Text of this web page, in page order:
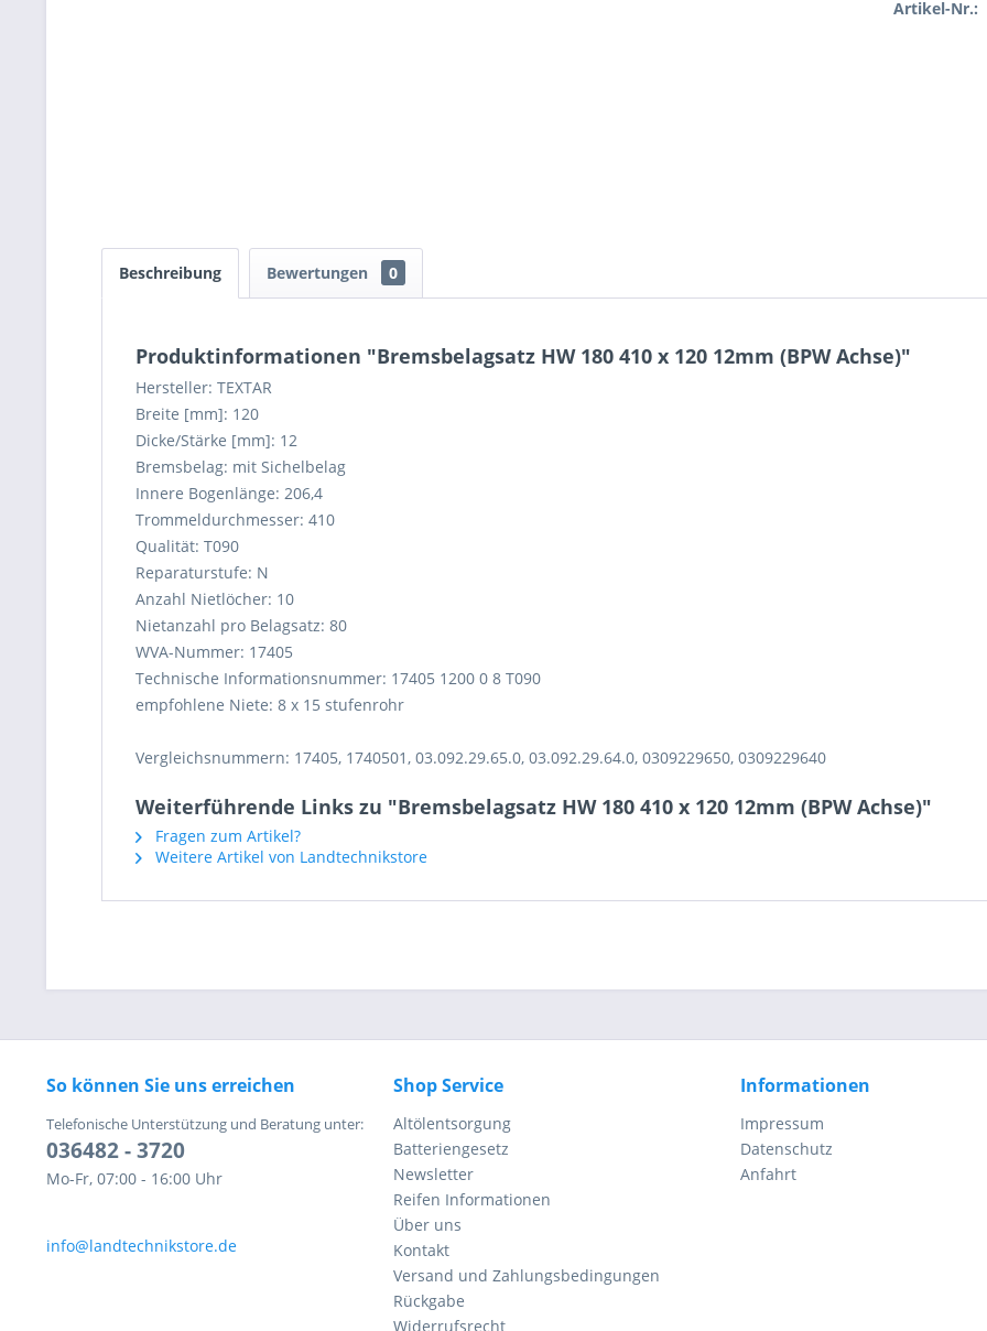
Artikel-Nr.:
Beschreibung Bewertungen 0
Produktinformationen "Bremsbelagsatz HW 180 410 x 120 12mm (BPW Achse)"
Hersteller: TEXTAR
Breite [mm]: 120
Dicke/Stärke [mm]: 12
Bremsbelag: mit Sichelbelag
Innere Bogenlänge: 206,4
Trommeldurchmesser: 410
Qualität: T090
Reparaturstufe: N
Anzahl Nietlöcher: 10
Nietanzahl pro Belagsatz: 80
WVA-Nummer: 17405
Technische Informationsnummer: 17405 1200 0 8 T090
empfohlene Niete: 8 x 15 stufenrohr
Vergleichsnummern: 17405, 1740501, 03.092.29.65.0, 03.092.29.64.0, 0309229650, 0309229640
Weiterführende Links zu "Bremsbelagsatz HW 180 410 x 120 12mm (BPW Achse)"
Fragen zum Artikel?
Weitere Artikel von Landtechnikstore
So können Sie uns erreichen
Telefonische Unterstützung und Beratung unter:
036482 - 3720
Mo-Fr, 07:00 - 16:00 Uhr
info@landtechnikstore.de
Shop Service
Altölentsorgung
Batteriengesetz
Newsletter
Reifen Informationen
Über uns
Kontakt
Versand und Zahlungsbedingungen
Rückgabe
Widerrufsrecht
Informationen
Impressum
Datenschutz
Anfahrt